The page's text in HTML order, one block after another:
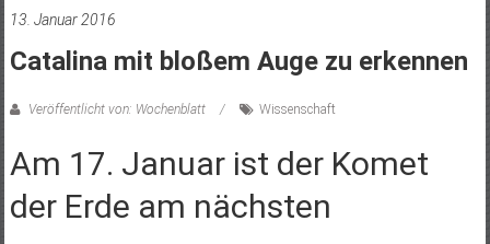
13. Januar 2016
Catalina mit bloßem Auge zu erkennen
Veröffentlicht von: Wochenblatt Wissenschaft
Am 17. Januar ist der Komet
der Erde am nächsten